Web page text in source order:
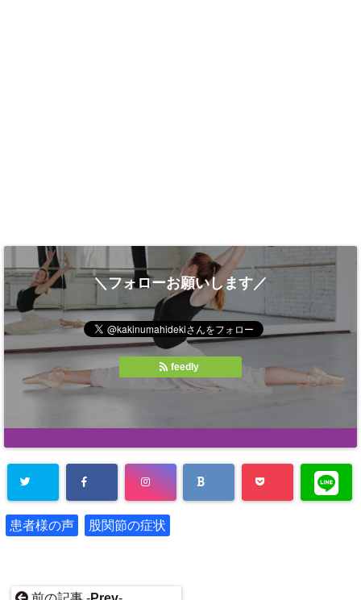
＼フォローお願いします／
feedly
患者様の声 股関節の症状